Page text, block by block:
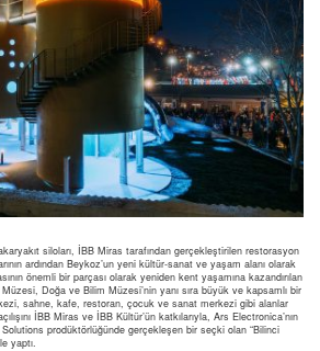
siloları, İBB Miras tarafından gerçekleştirilen restorasyon
ardından Beykoz’un yeni kültür-sanat ve yaşam alanı olarak
önemli bir parçası olarak yeniden kent yaşamına kazandırılan
Doğa ve Bilim Müzesi’nin yanı sıra büyük ve kapsamlı bir
sahne, kafe, restoran, çocuk ve sanat merkezi gibi alanlar
İBB Miras ve İBB Kültür’ün katkılarıyla, Ars Electronica’nın
prodüktörlüğünde gerçekleşen bir seçki olan “Bilinci
yaptı.